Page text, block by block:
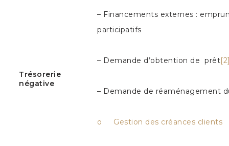
Trésorerie
négative
– Financements externes :
participatifs
– Demande d’obtention de prêt
– Demande de réaménagement
o Gestion des créances clients